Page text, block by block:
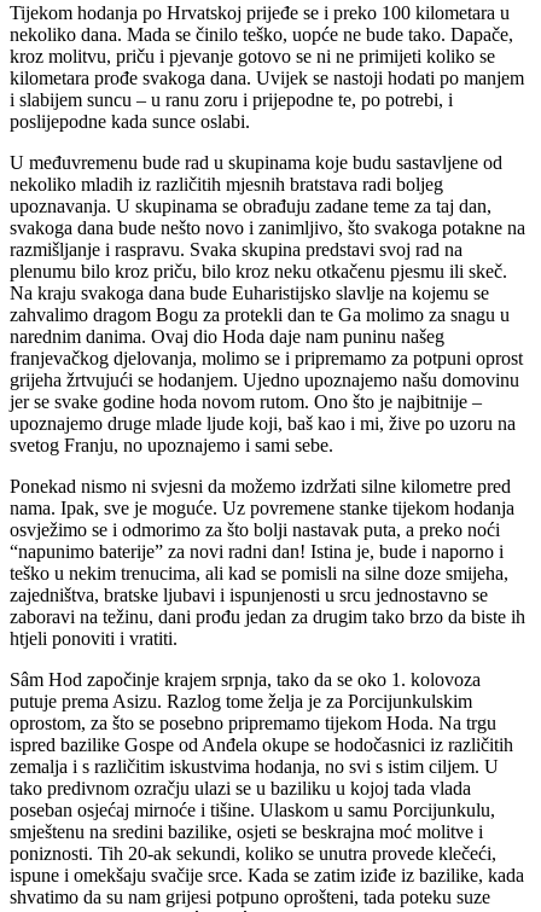
Tijekom hodanja po Hrvatskoj prijeđe se i preko 100 kilometara u
nekoliko dana. Mada se činilo teško, uopće ne bude tako. Dapače,
kroz molitvu, priču i pjevanje gotovo se ni ne primijeti koliko se
kilometara prođe svakoga dana. Uvijek se nastoji hodati po manjem
i slabijem suncu – u ranu zoru i prijepodne te, po potrebi, i
poslijepodne kada sunce oslabi.
U međuvremenu bude rad u skupinama koje budu sastavljene od
nekoliko mladih iz različitih mjesnih bratstava radi boljeg
upoznavanja. U skupinama se obrađuju zadane teme za taj dan,
svakoga dana bude nešto novo i zanimljivo, što svakoga potakne na
razmišljanje i raspravu. Svaka skupina predstavi svoj rad na
plenumu bilo kroz priču, bilo kroz neku otkačenu pjesmu ili skeč.
Na kraju svakoga dana bude Euharistijsko slavlje na kojemu se
zahvalimo dragom Bogu za protekli dan te Ga molimo za snagu u
narednim danima. Ovaj dio Hoda daje nam puninu našeg
franjevačkog djelovanja, molimo se i pripremamo za potpuni oprost
grijeha žrtvujući se hodanjem. Ujedno upoznajemo našu domovinu
jer se svake godine hoda novom rutom. Ono što je najbitnije –
upoznajemo druge mlade ljude koji, baš kao i mi, žive po uzoru na
svetog Franju, no upoznajemo i sami sebe.
Ponekad nismo ni svjesni da možemo izdržati silne kilometre pred
nama. Ipak, sve je moguće. Uz povremene stanke tijekom hodanja
osvježimo se i odmorimo za što bolji nastavak puta, a preko noći
“napunimo baterije” za novi radni dan! Istina je, bude i naporno i
teško u nekim trenucima, ali kad se pomisli na silne doze smijeha,
zajedništva, bratske ljubavi i ispunjenosti u srcu jednostavno se
zaboravi na težinu, dani prođu jedan za drugim tako brzo da biste ih
htjeli ponoviti i vratiti.
Sâm Hod započinje krajem srpnja, tako da se oko 1. kolovoza
putuje prema Asizu. Razlog tome želja je za Porcijunkulskim
oprostom, za što se posebno pripremamo tijekom Hoda. Na trgu
ispred bazilike Gospe od Anđela okupe se hodočasnici iz različitih
zemalja i s različitim iskustvima hodanja, no svi s istim ciljem. U
tako predivnom ozračju ulazi se u baziliku u kojoj tada vlada
poseban osjećaj mirnoće i tišine. Ulaskom u samu Porcijunkulu,
smještenu na sredini bazilike, osjeti se beskrajna moć molitve i
poniznosti. Tih 20-ak sekundi, koliko se unutra provede klečeći,
ispune i omekšaju svačije srce. Kada se zatim iziđe iz bazilike, kada
shvatimo da su nam grijesi potpuno oprošteni, tada poteku suze